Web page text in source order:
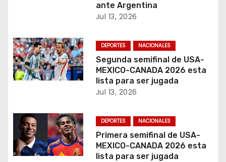
s
ante Argentina
Jul 13, 2026
DEPORTES NACIONALES
Segunda semifinal de USA-
MEXICO-CANADA 2026 esta
lista para ser jugada
Jul 13, 2026
DEPORTES NACIONALES
Primera semifinal de USA-
MEXICO-CANADA 2026 esta
lista para ser jugada